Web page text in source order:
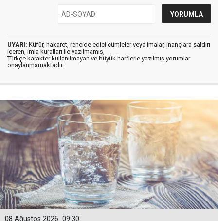
UYARI: Küfür, hakaret, rencide edici cümleler veya imalar, inançlara saldırı
içeren, imla kuralları ile yazılmamış,
Türkçe karakter kullanılmayan ve büyük harflerle yazılmış yorumlar
onaylanmamaktadır.
09:30
08 Ağustos 2026